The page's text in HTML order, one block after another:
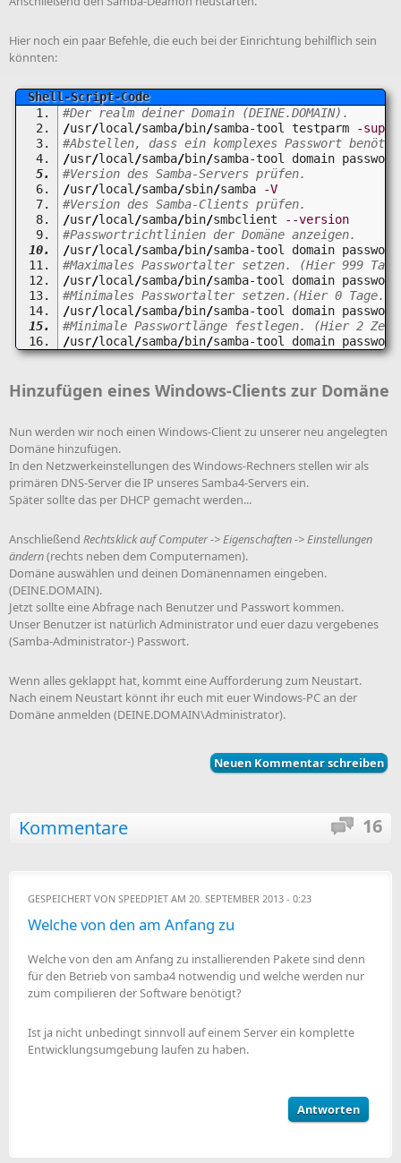
Hier noch ein paar Befehle, die euch bei der Einrichtung behilflich sein
könnten:
#Der realm deiner Domain (DEINE.DOMAIN).
/usr/local/samba/bin/samba-tool testparm
-
#Abstellen, dass ein komplexes Passwort
/usr/local/samba/bin/samba-tool domain
#Version des Samba-Servers prüfen.
/usr/local/samba/sbin/samba
-V
#Version des Samba-Clients prüfen.
/usr/local/samba/bin/smbclient
--version
#Passwortrichtlinien der Domäne anzeigen.
/usr/local/samba/bin/samba-tool domain
#Maximales Passwortalter setzen. (Hier 999
/usr/local/samba/bin/samba-tool domain
#Minimales Passwortalter setzen.(Hier 0 Tage.)
/usr/local/samba/bin/samba-tool domain
#Minimale Passwortlänge festlegen. (Hier 2
/usr/local/samba/bin/samba-tool domain
Hinzufügen eines Windows-Clients zur Domäne
Nun werden wir noch einen Windows-Client zu unserer neu angelegten
Domäne hinzufügen.
In den Netzwerkeinstellungen des Windows-Rechners stellen wir als
primären DNS-Server die IP unseres Samba4-Servers ein.
Später sollte das per DHCP gemacht werden...
Anschließend Rechtsklick auf Computer -> Eigenschaften -> Einstellungen
ändern(rechts neben dem Computernamen).
Domäne auswählen und deinen Domänennamen eingeben.
(DEINE.DOMAIN).
Jetzt sollte eine Abfrage nach Benutzer und Passwort kommen.
Unser Benutzer ist natürlich Administrator und euer dazu vergebenes
(Samba-Administrator-) Passwort.
Wenn alles geklappt hat, kommt eine Aufforderung zum Neustart.
Nach einem Neustart könnt ihr euch mit euer Windows-PC an der
Domäne anmelden (DEINE.DOMAIN\Administrator).
Neuen Kommentar schreiben
Kommentare 16
GESPEICHERT VON SPEEDPIET AM 20. SEPTEMBER 2013 - 0:23
Welche von den am Anfang zu
Welche von den am Anfang zu installierenden Pakete sind denn
für den Betrieb von samba4 notwendig und welche werden nur
zum compilieren der Software benötigt?
Ist ja nicht unbedingt sinnvoll auf einem Server ein komplette
Entwicklungsumgebung laufen zu haben.
Antworten